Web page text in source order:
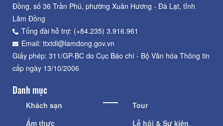
Đồng, số 36 Trần Phú, phường Xuân Hương - Đà Lạt, tỉnh
Lâm Đồng
Tổng đài hỗ trợ: (+84.235) 3.916.961
Email: ttxtdl@lamdong.gov.vn
Giấy phép: 311/GP-BC do Cục Báo chí - Bộ Văn hóa Thông tin
cấp ngày 13/10/2006
Danh mục
Khách sạn
Ẩm thực
Tour
Lễ hội & Sự kiện